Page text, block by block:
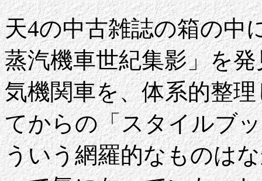
天4の中古雑誌の箱の中
蒸汽機車世紀集影」を
気機関車を、体系的整
てからの「スタイルブ
ういう網羅的なものは